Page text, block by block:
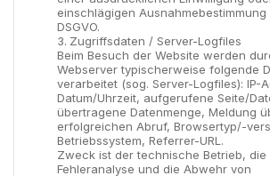
einschlägigen Ausnahmebestimmung
DSGVO.
Zugriffsdaten / Server-Logfiles
Beim Besuch der Website werden
Webserver typischerweise folgende
verarbeitet (sog. Server-Logfiles): IP-
Datum/Uhrzeit, aufgerufene Seite/
übertragene Datenmenge, Meldung
erfolgreichen Abruf, Browsertyp/-
Betriebssystem, Referrer-URL.
Zweck ist der technische Betrieb, die
Fehleranalyse und die Abwehr von